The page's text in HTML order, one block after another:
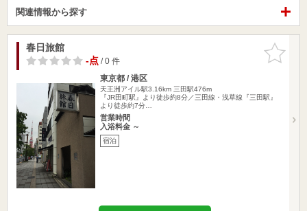
関連情報から探す
お気に入
りに追加
春日旅館
-点/ 0 件
東京都 / 港区
天王洲アイル駅3.16km 三田駅476m
『JR田町駅』より徒歩約8分／三田線・浅草線『三田駅』
より徒歩約7分…
営業時間
入浴料金 ～
宿泊